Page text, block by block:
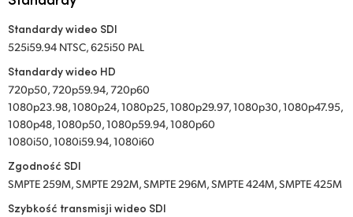
United States
Standardy wideo SDI
525i59.94 NTSC, 625i50 PAL
Standardy wideo HD
720p50, 720p59.94, 720p60
1080p23.98, 1080p24, 1080p25, 1080p29.97, 1080p30, 1080p47.95,
1080p48, 1080p50, 1080p59.94, 1080p60
1080i50, 1080i59.94, 1080i60
Zgodność SDI
SMPTE 259M, SMPTE 292M, SMPTE 296M, SMPTE 424M, SMPTE 425M
Szybkość transmisji wideo SDI